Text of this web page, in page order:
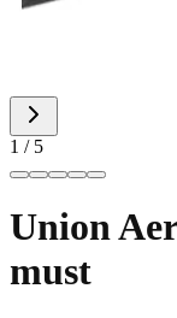
1 / 5
Union
must